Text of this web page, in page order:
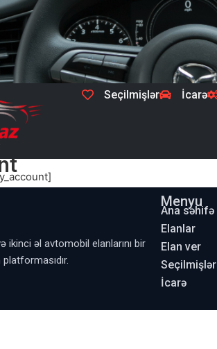
Seçilmişlər İcarə
əl avtomobil elanlarını bir
Menyu
Ana səhifə
Elanlar
Elan ver
Seçilmişlər
İcarə